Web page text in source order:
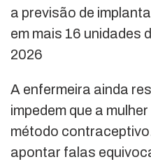
a previsão de
em mais 16 unidades
2026
A enfermeira ainda
impedem que a
método
apontar falas